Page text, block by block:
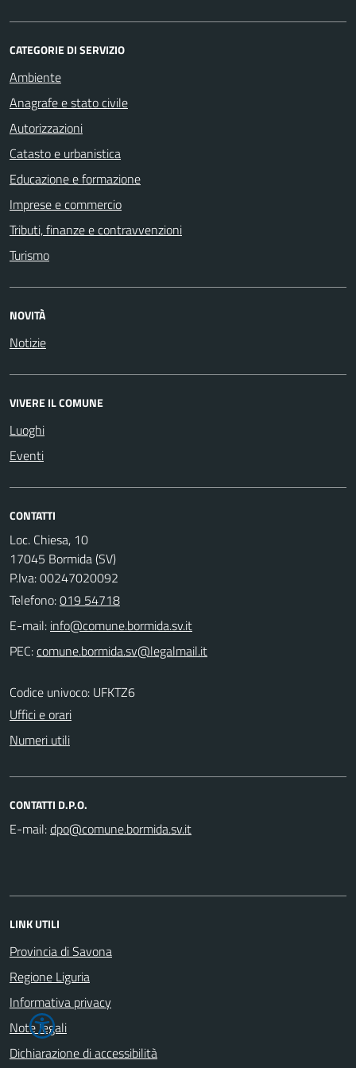
CATEGORIE DI SERVIZIO
Ambiente
Anagrafe e stato civile
Autorizzazioni
Catasto e urbanistica
Educazione e formazione
Imprese e commercio
Tributi, finanze e contravvenzioni
Turismo
NOVITÀ
Notizie
VIVERE IL COMUNE
Luoghi
Eventi
CONTATTI
Loc. Chiesa, 10
17045 Bormida (SV)
P.Iva: 00247020092
Telefono:019 54718
E-mail:
PEC:
Codice univoco: UFKTZ6
Uffici e orari
Numeri utili
CONTATTI D.P.O.
E-mail:
LINK UTILI
Provincia di Savona
Regione Liguria
Informativa privacy
Note legali
Dichiarazione di accessibilità